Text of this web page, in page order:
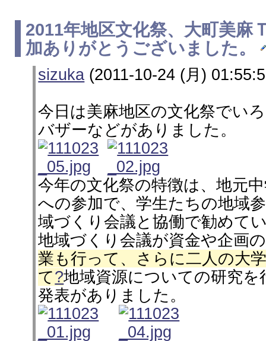
2011年地区文化祭、大町美麻
加ありがとうございました。
sizuka (2011-10-24 (月)
今日は美麻地区の文化祭でい
バザーなどがありました。
今年の文化祭の特徴は、地元
への参加で、学生たちの地域
域づくり会議と協働で勧めて
地域づくり会議が資金や企画
業も行って、さらに二人の大
て?地域資源についての研究
発表がありました。